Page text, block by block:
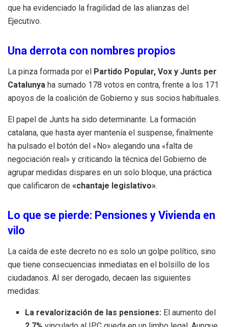
que ha evidenciado la fragilidad de las alianzas del
Ejecutivo.
Una derrota con nombres propios
La pinza formada por el Partido Popular, Vox y Junts per
Catalunya ha sumado 178 votos en contra, frente a los 171
apoyos de la coalición de Gobierno y sus socios habituales.
El papel de Junts ha sido determinante. La formación
catalana, que hasta ayer mantenía el suspense, finalmente
ha pulsado el botón del «No» alegando una «falta de
negociación real» y criticando la técnica del Gobierno de
agrupar medidas dispares en un solo bloque, una práctica
que calificaron de «chantaje legislativo».
Lo que se pierde: Pensiones y Vivienda en
vilo
La caída de este decreto no es solo un golpe político, sino
que tiene consecuencias inmediatas en el bolsillo de los
ciudadanos. Al ser derogado, decaen las siguientes
medidas:
La revalorización de las pensiones: El aumento del